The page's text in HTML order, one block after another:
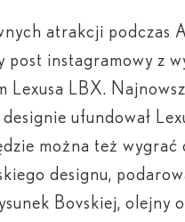
atrakcji podczas
post instagramowy z
Lexusa LBX.
ufundował
można też wygrać
designu,
Bovskiej, olejny